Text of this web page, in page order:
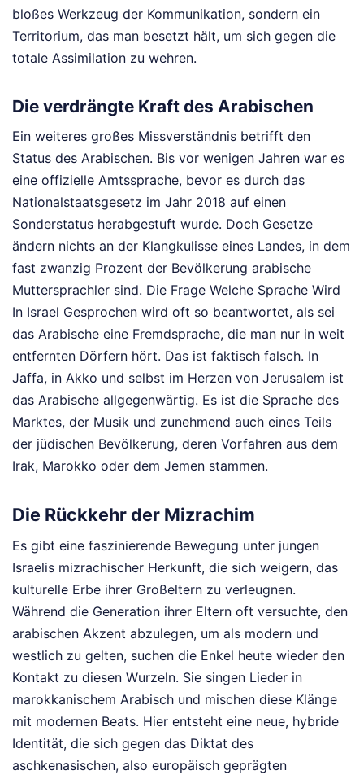
bloßes Werkzeug der Kommunikation, sondern ein
Territorium, das man besetzt hält, um sich gegen die
totale Assimilation zu wehren.
Die verdrängte Kraft des Arabischen
Ein weiteres großes Missverständnis betrifft den
Status des Arabischen. Bis vor wenigen Jahren war es
eine offizielle Amtssprache, bevor es durch das
Nationalstaatsgesetz im Jahr 2018 auf einen
Sonderstatus herabgestuft wurde. Doch Gesetze
ändern nichts an der Klangkulisse eines Landes, in dem
fast zwanzig Prozent der Bevölkerung arabische
Muttersprachler sind. Die Frage Welche Sprache Wird
In Israel Gesprochen wird oft so beantwortet, als sei
das Arabische eine Fremdsprache, die man nur in weit
entfernten Dörfern hört. Das ist faktisch falsch. In
Jaffa, in Akko und selbst im Herzen von Jerusalem ist
das Arabische allgegenwärtig. Es ist die Sprache des
Marktes, der Musik und zunehmend auch eines Teils
der jüdischen Bevölkerung, deren Vorfahren aus dem
Irak, Marokko oder dem Jemen stammen.
Die Rückkehr der Mizrachim
Es gibt eine faszinierende Bewegung unter jungen
Israelis mizrachischer Herkunft, die sich weigern, das
kulturelle Erbe ihrer Großeltern zu verleugnen.
Während die Generation ihrer Eltern oft versuchte, den
arabischen Akzent abzulegen, um als modern und
westlich zu gelten, suchen die Enkel heute wieder den
Kontakt zu diesen Wurzeln. Sie singen Lieder in
marokkanischem Arabisch und mischen diese Klänge
mit modernen Beats. Hier entsteht eine neue, hybride
Identität, die sich gegen das Diktat des
aschkenasischen, also europäisch geprägten